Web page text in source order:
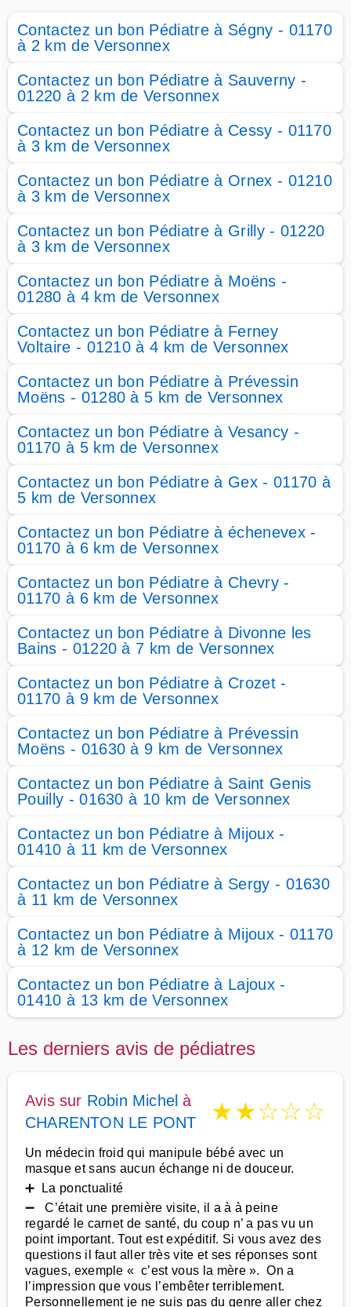
Contactez un bon Pédiatre à Ségny - 01170
à 2 km de Versonnex
Contactez un bon Pédiatre à Sauverny -
01220 à 2 km de Versonnex
Contactez un bon Pédiatre à Cessy - 01170
à 3 km de Versonnex
Contactez un bon Pédiatre à Ornex - 01210
à 3 km de Versonnex
Contactez un bon Pédiatre à Grilly - 01220
à 3 km de Versonnex
Contactez un bon Pédiatre à Moëns -
01280 à 4 km de Versonnex
Contactez un bon Pédiatre à Ferney
Voltaire - 01210 à 4 km de Versonnex
Contactez un bon Pédiatre à Prévessin
Moëns - 01280 à 5 km de Versonnex
Contactez un bon Pédiatre à Vesancy -
01170 à 5 km de Versonnex
Contactez un bon Pédiatre à Gex - 01170 à
5 km de Versonnex
Contactez un bon Pédiatre à échenevex -
01170 à 6 km de Versonnex
Contactez un bon Pédiatre à Chevry -
01170 à 6 km de Versonnex
Contactez un bon Pédiatre à Divonne les
Bains - 01220 à 7 km de Versonnex
Contactez un bon Pédiatre à Crozet -
01170 à 9 km de Versonnex
Contactez un bon Pédiatre à Prévessin
Moëns - 01630 à 9 km de Versonnex
Contactez un bon Pédiatre à Saint Genis
Pouilly - 01630 à 10 km de Versonnex
Contactez un bon Pédiatre à Mijoux -
01410 à 11 km de Versonnex
Contactez un bon Pédiatre à Sergy - 01630
à 11 km de Versonnex
Contactez un bon Pédiatre à Mijoux - 01170
à 12 km de Versonnex
Contactez un bon Pédiatre à Lajoux -
01410 à 13 km de Versonnex
Les derniers avis de pédiatres
Avis sur Robin Michel à
CHARENTON LE PONT
★★☆☆☆
Un médecin froid qui manipule bébé avec un
masque et sans aucun échange ni de douceur.
➕ La ponctualité
➖ C’était une première visite, il a à à peine
regardé le carnet de santé, du coup n’ a pas vu un
point important. Tout est expéditif. Si vous avez des
questions il faut aller très vite et ses réponses sont
vagues, exemple « c’est vous la mère ». On a
l’impression que vous l’embêter terriblement.
Personnellement je ne suis pas du genre aller chez